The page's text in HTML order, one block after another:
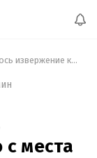
На Суматре началось извержение крупного вулкана: фото и видео с места происшествия
места